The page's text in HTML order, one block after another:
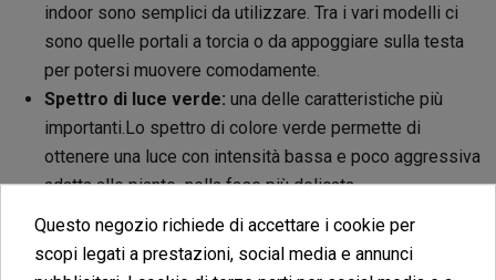
indoor sono semplici da utilizzare. Tra i vari modelli ci
sono quelle portali a torcia o da appoggiare sulla testa
per potersi muovere comodamente.
Spettro di luce verde: una delle caratteristiche più
importanti.Lo spettro di colore verde permette di
ottenere una luce con intensità bassa e poco aggressiva
adatta alle piante nella fase più delicata.
Vita utile lunga: le lampade al LED verdi durano a lungo,
per questo con il loro acquisto già sappiamo che non
avranno bisogno di molta manutenzione e quindi un
Questo negozio richiede di accettare i cookie per
scopi legati a prestazioni, social media e annunci